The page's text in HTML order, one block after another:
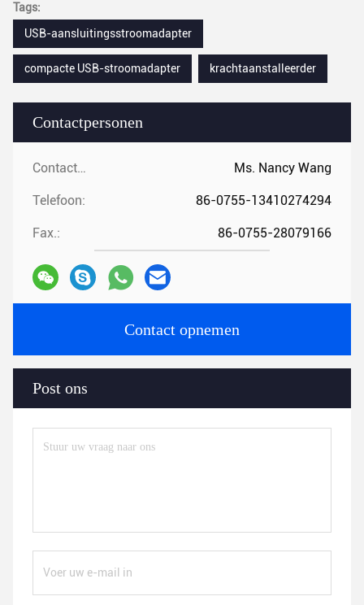
Contactpersonen
Contactpersonen: Ms. Nancy Wang
Telefoon: 86-0755-13410274294
Fax.: 86-0755-28079166
Contact opnemen
Post ons
Tags:
USB-aansluitingsstroomadapter
compacte USB-stroomadapter krachtaanstalleerder